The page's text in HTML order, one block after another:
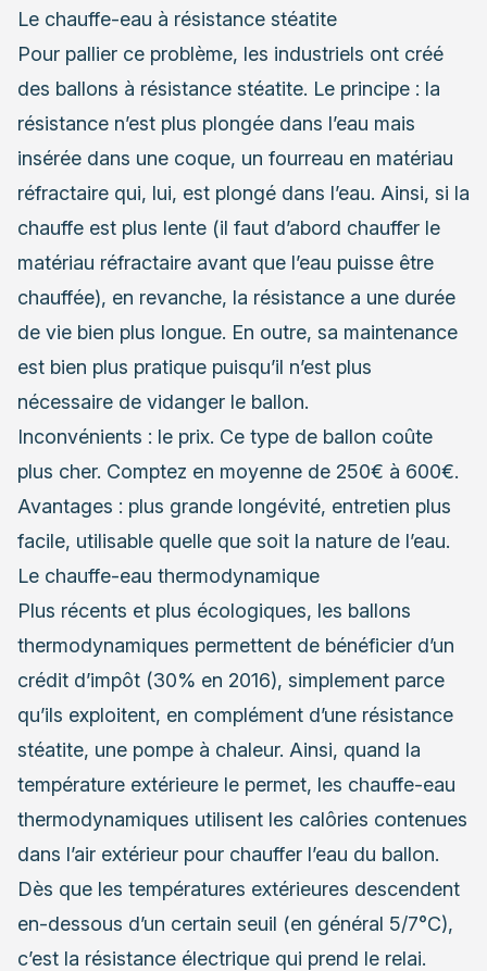
Le chauffe-eau à résistance stéatite
Pour pallier ce problème, les industriels ont créé
des ballons à résistance stéatite. Le principe : la
résistance n’est plus plongée dans l’eau mais
insérée dans une coque, un fourreau en matériau
réfractaire qui, lui, est plongé dans l’eau. Ainsi, si la
chauffe est plus lente (il faut d’abord chauffer le
matériau réfractaire avant que l’eau puisse être
chauffée), en revanche, la résistance a une durée
de vie bien plus longue. En outre, sa maintenance
est bien plus pratique puisqu’il n’est plus
nécessaire de vidanger le ballon.
Inconvénients : le prix. Ce type de ballon coûte
plus cher. Comptez en moyenne de 250€ à 600€.
Avantages : plus grande longévité, entretien plus
facile, utilisable quelle que soit la nature de l’eau.
Le chauffe-eau thermodynamique
Plus récents et plus écologiques, les ballons
thermodynamiques permettent de bénéficier d’un
crédit d’impôt (30% en 2016), simplement parce
qu’ils exploitent, en complément d’une résistance
stéatite, une pompe à chaleur. Ainsi, quand la
température extérieure le permet, les chauffe-eau
thermodynamiques utilisent les calôries contenues
dans l’air extérieur pour chauffer l’eau du ballon.
Dès que les températures extérieures descendent
en-dessous d’un certain seuil (en général 5/7°C),
c’est la résistance électrique qui prend le relai.